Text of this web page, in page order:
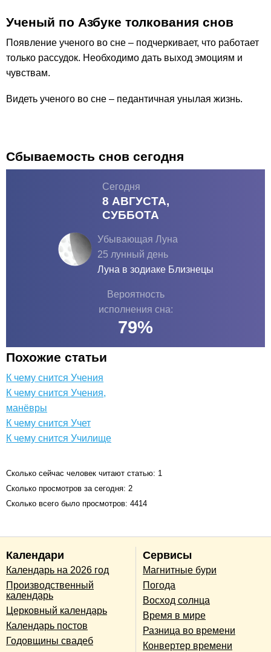
Ученый по Азбуке толкования снов
Появление ученого во сне – подчеркивает, что работает
только рассудок. Необходимо дать выход эмоциям и
чувствам.
Видеть ученого во сне – педантичная унылая жизнь.
Сбываемость снов сегодня
Сегодня
8 АВГУСТА,
СУББОТА
Убывающая Луна
25 лунный день
Луна в зодиаке Близнецы
Вероятность
исполнения сна:
79%
Похожие статьи
К чему снится Учения
К чему снится Учения,
манёвры
К чему снится Учет
К чему снится Училище
Сколько сейчас человек читают статью: 1
Сколько просмотров за сегодня: 2
Сколько всего было просмотров: 4414
Календари
Календарь на 2026 год
Производственный
календарь
Церковный календарь
Календарь постов
Годовщины свадеб
Сервисы
Магнитные бури
Погода
Восход солнца
Время в мире
Разница во времени
Конвертер времени